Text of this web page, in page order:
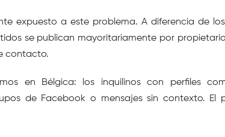
expuesto a este problema. A diferencia de
se publican mayoritariamente por
contacto.
en Bélgica: los inquilinos con perfiles
de Facebook o mensajes sin contexto.